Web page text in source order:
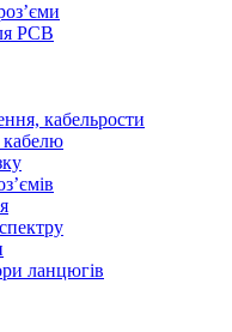
PCB
кабельрости
кабелю
ланцюгів